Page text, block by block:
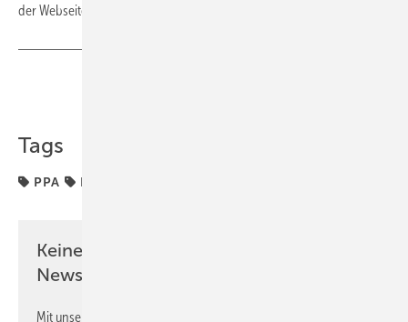
der Webseite der Marktoffensive.
Tags
PPA Recht
Keine Zeit? Kein Problem mit dem PV
Newsletter!
Mit unserem Newsletter erhalten Sie regelmäßig von uns